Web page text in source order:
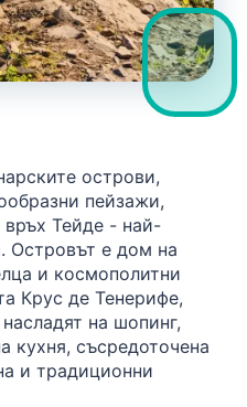
острови,
пейзажи,
връх Тейде - най-
Островът е дом на
и космополитни
Крус де Тенерифе,
на шопинг,
кухня, съсредоточена
и традиционни